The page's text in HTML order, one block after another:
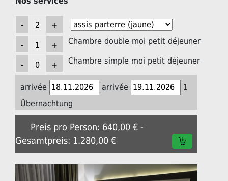
Chambre double moi petit déjeuner
Chambre simple moi petit déjeuner
arrivée arrivée
1
Übernachtung
Preis pro Person: 640,00 € -
Gesamtpreis: 1.280,00 €